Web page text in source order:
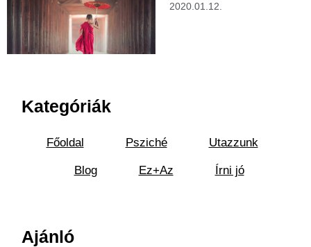
2020.01.12.
Kategóriák
Főoldal Psziché Utazzunk
Blog Ez+Az Írni jó
Ajánló